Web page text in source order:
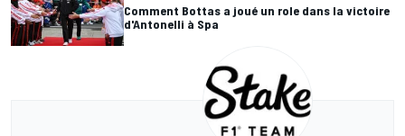
Comment Bottas a joué un role dans la victoire
d'Antonelli à Spa